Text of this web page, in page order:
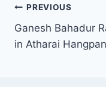
Post
navigation
PREVIOUS
Ganesh Bahadur
in Atharai